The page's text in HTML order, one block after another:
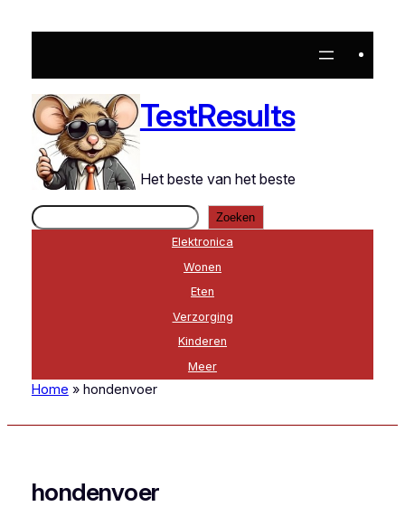
TestResults
Het beste van het beste
Zoeken
Zoeken
Elektronica
Wonen
Eten
Verzorging
Kinderen
Meer
Home »hondenvoer
hondenvoer